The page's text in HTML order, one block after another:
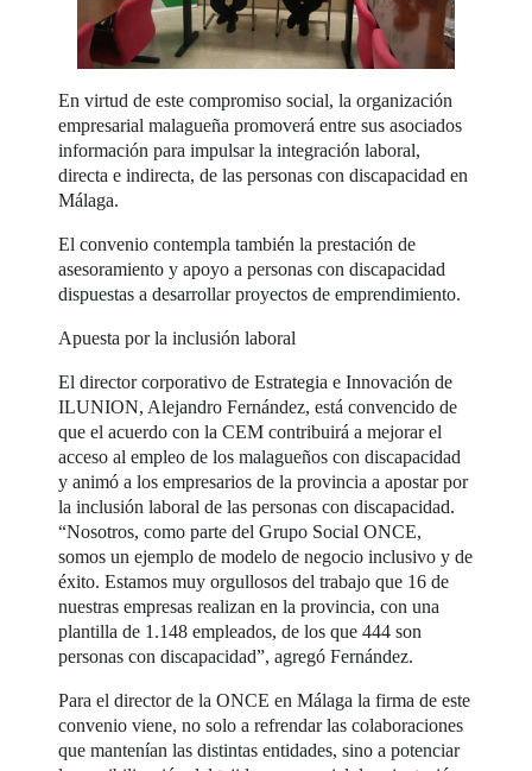
En virtud de este compromiso social, la organización
empresarial malagueña promoverá entre sus asociados
información para impulsar la integración laboral,
directa e indirecta, de las personas con discapacidad en
Málaga.
El convenio contempla también la prestación de
asesoramiento y apoyo a personas con discapacidad
dispuestas a desarrollar proyectos de emprendimiento.
Apuesta por la inclusión laboral
El director corporativo de Estrategia e Innovación de
ILUNION, Alejandro Fernández, está convencido de
que el acuerdo con la CEM contribuirá a mejorar el
acceso al empleo de los malagueños con discapacidad
y animó a los empresarios de la provincia a apostar por
la inclusión laboral de las personas con discapacidad.
“Nosotros, como parte del Grupo Social ONCE,
somos un ejemplo de modelo de negocio inclusivo y de
éxito. Estamos muy orgullosos del trabajo que 16 de
nuestras empresas realizan en la provincia, con una
plantilla de 1.148 empleados, de los que 444 son
personas con discapacidad”, agregó Fernández.
Para el director de la ONCE en Málaga la firma de este
convenio viene, no solo a refrendar las colaboraciones
que mantenían las distintas entidades, sino a potenciar